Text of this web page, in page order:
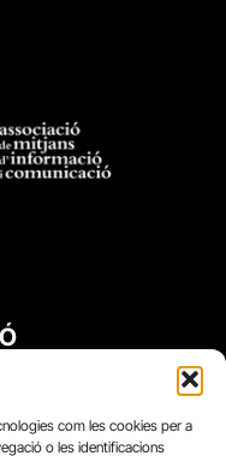
com les cookies per a
o les identificacions